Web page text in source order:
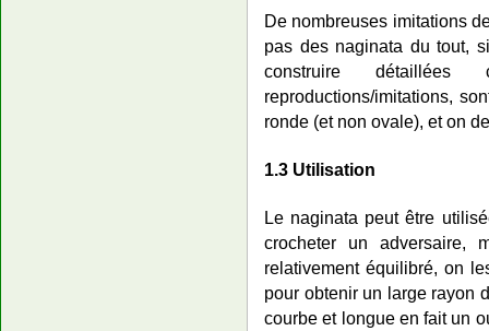
De nombreuses imitations
pas des naginata du tout,
construire
reproductions/imitations,
ronde (et non ovale), et on
1.3 Utilisation
Le naginata peut être
crocheter un adversaire,
relativement équilibré, on
pour obtenir un large rayon
courbe et longue en fait un